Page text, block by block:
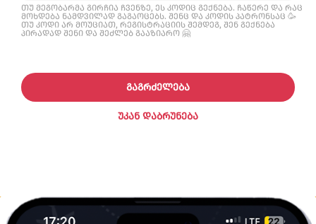
თუ მეგობარმა გირჩია ჩვენზე, ეს კოდიც გექნება. ჩაწერე და რაც
მოხდება ნამდვილად გაგაოცებს. შენც და კოდის პატრონსაც 🥳
თუ კოდი არ მოუციათ, რეგისტრაციის შემდეგ, შენ გექნება
პირადად შენი და შეძლებ გააზიარო 🤗
ᲣᲙᲐᲜ ᲓᲐᲑᲠᲣᲜᲔᲑᲐ
ᲒᲐᲒᲠᲫᲔᲚᲔᲑᲐ